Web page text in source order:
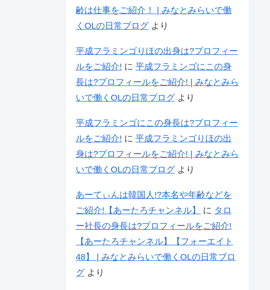
齢は仕事をご紹介！ | みなとみらいで働
くOLの日常ブログより
平成フラミンゴりほの出身は?プロフィー
ルをご紹介! に 平成フラミンゴにこの身
長は?プロフィールをご紹介! | みなとみら
いで働くOLの日常ブログより
平成フラミンゴにこの身長は?プロフィー
ルをご紹介! に 平成フラミンゴりほの出
身は?プロフィールをご紹介! | みなとみら
いで働くOLの日常ブログより
あーてぃんは韓国人!?本名や年齢などを
ご紹介!【あーたろチャンネル】
に タロ
ー社長の身長は?プロフィールをご紹介!
【あーたろチャンネル】【フォーエイト
48】 | みなとみらいで働くOLの日常ブロ
グより